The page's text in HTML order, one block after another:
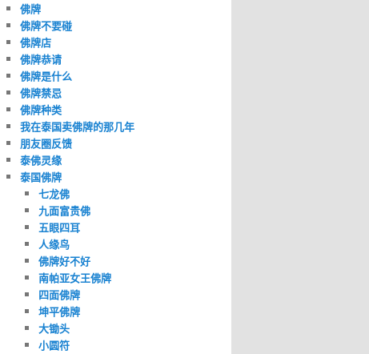
佛牌
佛牌不要碰
佛牌店
佛牌恭请
佛牌是什么
佛牌禁忌
佛牌种类
我在泰国卖佛牌的那几年
朋友圈反馈
泰佛灵缘
泰国佛牌
七龙佛
九面富贵佛
五眼四耳
人缘鸟
佛牌好不好
南帕亚女王佛牌
四面佛牌
坤平佛牌
大锄头
小圆符